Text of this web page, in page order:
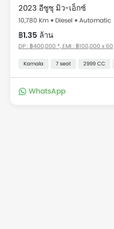
รถมือสองและรถมือ 2 สำหรับข
ต้นที่ ฿1.35 ล้าน สำหรับรุ่น
สองที่มีขายใน Thailand
รุ่น
ใช้แล้ว อีซูซุ MU-X
2023 อีซูซุ มิว-เอ็กซ์
10,780 Km Diesel Automatic
฿1.35 ล้าน
DP : ฿400,000 *, EMI : ฿100,000 x 60
Kamala 7 seat 2999 CC
WhatsApp